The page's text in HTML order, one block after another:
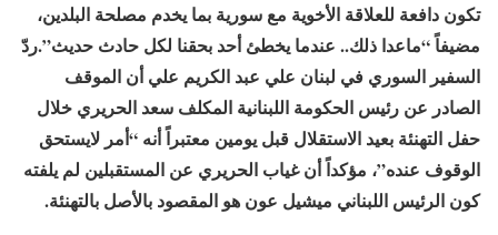
تكون دافعة للعلاقة اﻷخوية مع سورية بما يخدم مصلحة البلدين،
مضيفاً “ماعدا ذلك.. عندما يخطئ أحد بحقنا لكل حادث حديث”.ردّ
السفير السوري في لبنان علي عبد الكريم علي أن الموقف
الصادر عن رئيس الحكومة اللبنانية المكلف سعد الحريري خلال
حفل التهنئة بعيد الاستقلال قبل يومين معتبراً أنه “أمر لايستحق
الوقوف عنده”، مؤكداً أن غياب الحريري عن المستقبلين لم يلفته
كون الرئيس اللبناني ميشيل عون هو المقصود باﻷصل بالتهنئة.